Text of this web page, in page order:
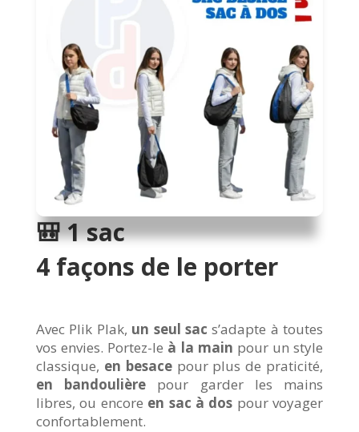
🎒 1 sac
4 façons de le porter
Avec Plik Plak, un seul sac s’adapte à toutes
vos envies. Portez-le à la main pour un style
classique, en besacepour plus de praticité,
en bandoulière pour garder les mains
libres, ou encore en sac à dos pour voyager
confortablement.